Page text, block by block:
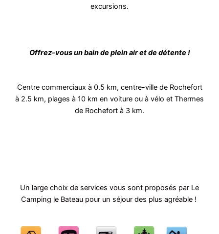
excursions.
Offrez-vous un bain de plein air et de détente !
Centre commerciaux à 0.5 km, centre-ville de Rochefort
à 2.5 km, plages à 10 km en voiture ou à vélo et Thermes
de Rochefort à 3 km.
Un large choix de services vous sont proposés par Le
Camping le Bateau pour un séjour des plus agréable !